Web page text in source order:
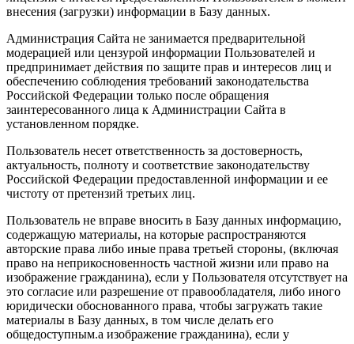
внесения (загрузки) информации в Базу данных.
Администрация Сайта не занимается предварительной
модерацией или цензурой информации Пользователей и
предпринимает действия по защите прав и интересов лиц и
обеспечению соблюдения требований законодательства
Российской Федерации только после обращения
заинтересованного лица к Администрации Сайта в
установленном порядке.
Пользователь несет ответственность за достоверность,
актуальность, полноту и соответствие законодательству
Российской Федерации предоставленной информации и ее
чистоту от претензий третьих лиц.
Пользователь не вправе вносить в Базу данных информацию,
содержащую материалы, на которые распространяются
авторские права либо иные права третьей стороны, (включая
право на неприкосновенность частной жизни или право на
изображение гражданина), если у Пользователя отсутствует на
это согласие или разрешение от правообладателя, либо иного
юридически обоснованного права, чтобы загружать такие
материалы в Базу данных, в том числе делать его
общедоступным.а изображение гражданина), если у